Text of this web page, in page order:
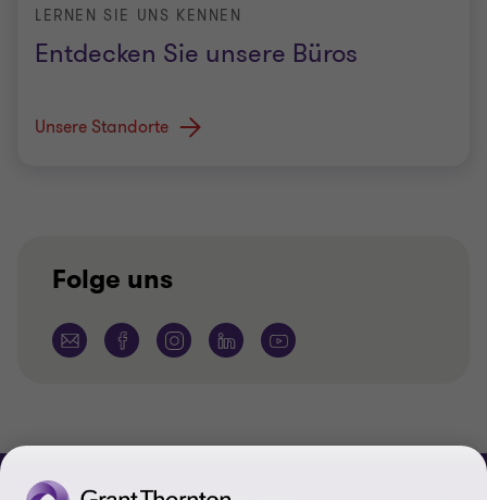
Entdecken Sie unsere Büros
LERNEN SIE UNS KENNEN
Unsere Standorte
Folge uns